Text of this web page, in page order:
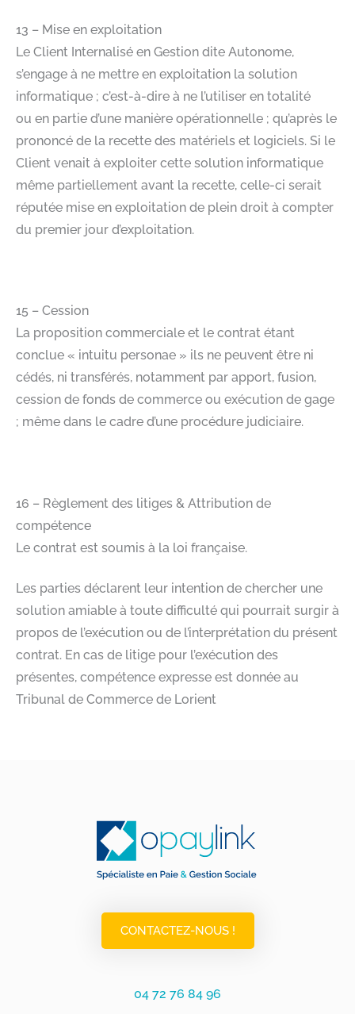
13 – Mise en exploitation​
Le Client Internalisé en Gestion dite Autonome,
s’engage à ne mettre en exploitation la solution
informatique ; c’est-à-dire à ne l’utiliser en totalité
ou en partie d’une manière opérationnelle ; qu’après le
prononcé de la recette des matériels et logiciels. Si le
Client venait à exploiter cette solution informatique
même partiellement avant la recette, celle-ci serait
réputée mise en exploitation de plein droit à compter
du premier jour d’exploitation.​
15 – Cession​
La proposition commerciale et le contrat étant
conclue « intuitu personae » ils ne peuvent être ni
cédés, ni transférés, notamment par apport, fusion,
cession de fonds de commerce ou exécution de gage
; même dans le cadre d’une procédure judiciaire.​
16 – Règlement des litiges & Attribution de
compétence​
Le contrat est soumis à la loi française.​
Les parties déclarent leur intention de chercher une
solution amiable à toute difficulté qui pourrait surgir à
propos de l’exécution ou de l’interprétation du présent
contrat.​ En cas de litige pour l’exécution des
présentes, compétence expresse est donnée au
Tribunal de Commerce de Lorient​
CONTACTEZ-NOUS !
04 72 76 84 96